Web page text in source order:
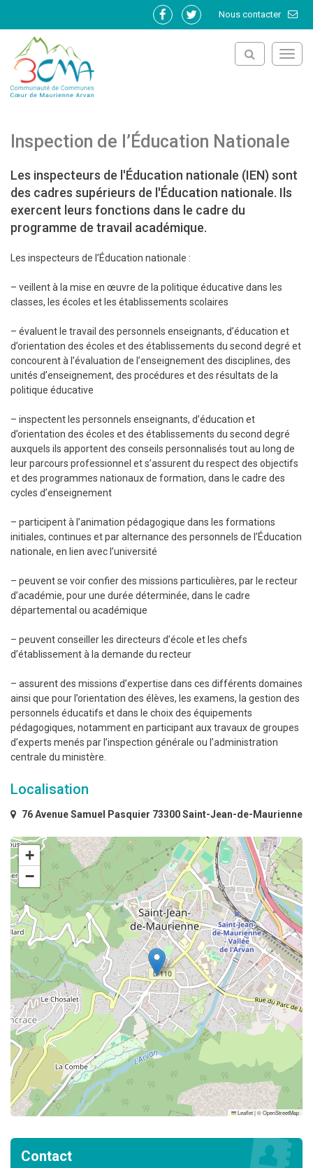
Nous contacter
Lien
Lien
Inspection de l’Éducation Nationale
Les inspecteurs de l'Éducation nationale (IEN) sont
des cadres supérieurs de l'Éducation nationale. Ils
exercent leurs fonctions dans le cadre du
programme de travail académique.
Les inspecteurs de l’Éducation nationale :
– veillent à la mise en œuvre de la politique éducative dans les
classes, les écoles et les établissements scolaires
– évaluent le travail des personnels enseignants, d’éducation et
d’orientation des écoles et des établissements du second degré et
concourent à l’évaluation de l’enseignement des disciplines, des
unités d’enseignement, des procédures et des résultats de la
politique éducative
– inspectent les personnels enseignants, d’éducation et
d’orientation des écoles et des établissements du second degré
auxquels ils apportent des conseils personnalisés tout au long de
leur parcours professionnel et s’assurent du respect des objectifs
et des programmes nationaux de formation, dans le cadre des
cycles d’enseignement
– participent à l’animation pédagogique dans les formations
initiales, continues et par alternance des personnels de l’Éducation
nationale, en lien avec l’université
– peuvent se voir confier des missions particulières, par le recteur
d’académie, pour une durée déterminée, dans le cadre
départemental ou académique
– peuvent conseiller les directeurs d’école et les chefs
d’établissement à la demande du recteur
– assurent des missions d’expertise dans ces différents domaines
ainsi que pour l’orientation des élèves, les examens, la gestion des
personnels éducatifs et dans le choix des équipements
pédagogiques, notamment en participant aux travaux de groupes
d’experts menés par l’inspection générale ou l’administration
centrale du ministère.
Localisation
76 Avenue Samuel Pasquier 73300 Saint-Jean-de-Maurienne
+
−
Leaflet|©OpenStreetMap
Contact